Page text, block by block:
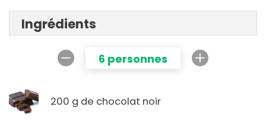
Ingrédients
6 personnes
200 g de chocolat noir